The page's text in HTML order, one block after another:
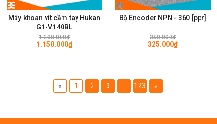
Máy khoan vít cầm tay Hukan
G1-V140BL
1.300.000₫
1.150.000₫
Bộ Encoder NPN - 360 [ppr]
350.000₫
325.000₫
« 1 2 3 123 »